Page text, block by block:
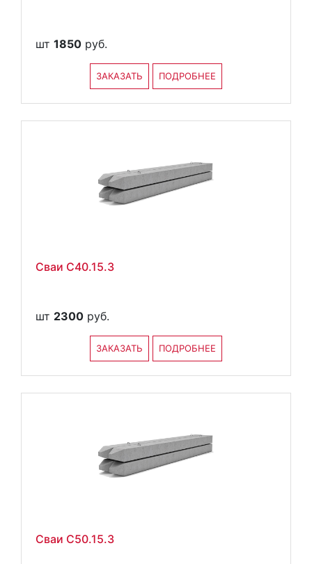
шт 1850 руб.
ЗАКАЗАТЬ ПОДРОБНЕЕ
Сваи С40.15.3
шт 2300 руб.
ЗАКАЗАТЬ ПОДРОБНЕЕ
Сваи С50.15.3